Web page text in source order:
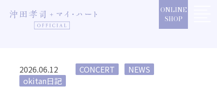
ONLINE
SHOP
2026.06.12 CONCERT
NEWS
okitan日記